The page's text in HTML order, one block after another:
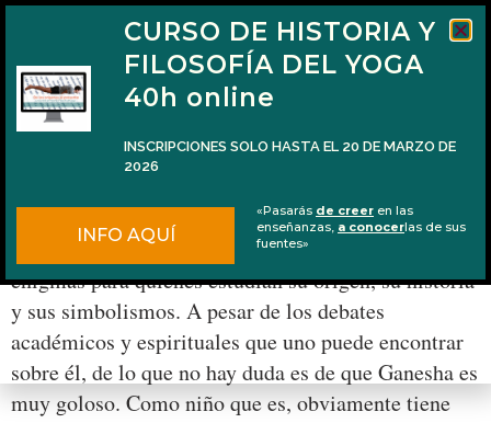
Las frutas favoritas de Ganesha
Ganesha es una deidad peculiar que presenta varios
enigmas para quienes estudian su origen, su historia
y sus simbolismos. A pesar de los debates
académicos y espirituales que uno puede encontrar
sobre él, de lo que no hay duda es de que Ganesha es
muy goloso. Como niño que es, obviamente tiene
CURSO DE HISTORIA Y
FILOSOFÍA DEL YOGA
40h online
INSCRIPCIONES SOLO HASTA EL 20 DE MARZO DE
2026
INFO AQUÍ
«Pasarás de creer en las
enseñanzas, a conocerlas de sus
fuentes»